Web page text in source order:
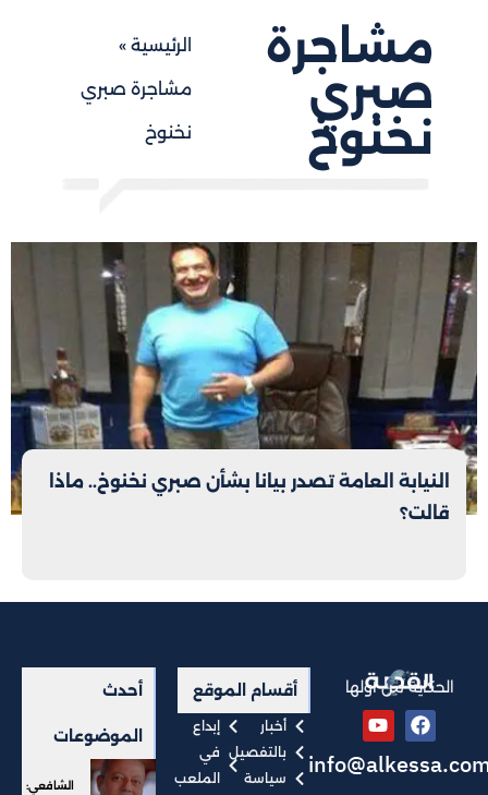
مشاجرة
صبري
نخنوخ
الرئيسية »
مشاجرة صبري
نخنوخ
النيابة العامة تصدر بيانا بشأن صبري نخنوخ.. ماذا
قالت؟
الحكاية من أولها أقسام الموقع
أخبار
بالتفصيل
سياسة
إبداع
في
الملعب
أحدث
الموضوعات
الشافعي: